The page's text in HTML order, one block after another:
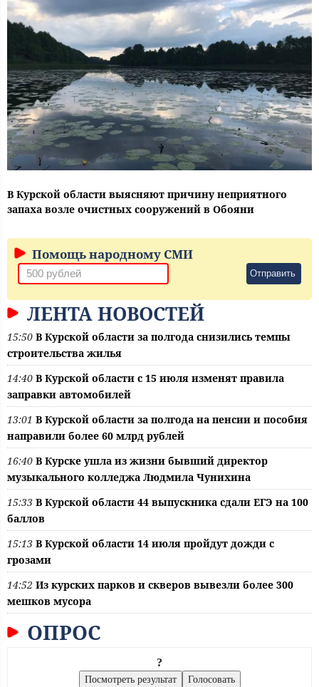
В Курской области выясняют причину неприятного
запаха возле очистных сооружений в Обояни
Помощь народному СМИ
Отправить
ЛЕНТА НОВОСТЕЙ
15:50 В Курской области за полгода снизились темпы
строительства жилья
14:40 В Курской области с 15 июля изменят правила
заправки автомобилей
13:01 В Курской области за полгода на пенсии и пособия
направили более 60 млрд рублей
16:40 В Курске ушла из жизни бывший директор
музыкального колледжа Людмила Чунихина
15:33 В Курской области 44 выпускника сдали ЕГЭ на 100
баллов
15:13 В Курской области 14 июля пройдут дожди с
грозами
14:52 Из курских парков и скверов вывезли более 300
мешков мусора
ОПРОС
?